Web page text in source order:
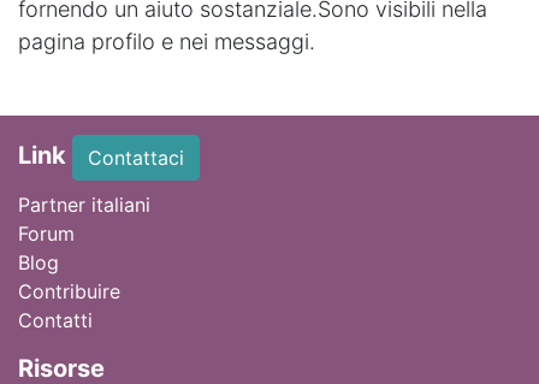
fornendo un aiuto sostanziale.Sono visibili nella
pagina profilo e nei messaggi.
Link
Contattaci
Partner italiani
Forum
Blog
Contribuire
Contatti
Risorse